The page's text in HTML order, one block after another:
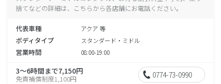
捨てなどの詳細は、こちらから各店舗にお電話ください。
代表車種 アクア 等
ボディタイプ スタンダード・ミドル
営業時間 08:00-19:00
3～6時間まで7,150円
免責補償制度1,100円 0774-73-0990